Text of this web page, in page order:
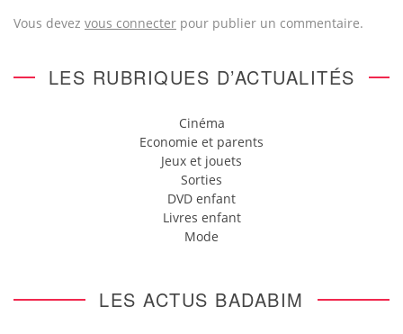
Vous devez vous connecter pour publier un commentaire.
LES RUBRIQUES D’ACTUALITÉS
Cinéma
Economie et parents
Jeux et jouets
Sorties
DVD enfant
Livres enfant
Mode
LES ACTUS BADABIM